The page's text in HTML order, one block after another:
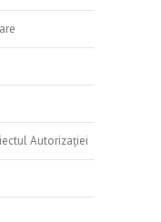
Autorizației